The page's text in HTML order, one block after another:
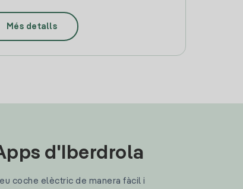
Més detalls
d'Iberdrola
coche elèctric de manera fàcil i